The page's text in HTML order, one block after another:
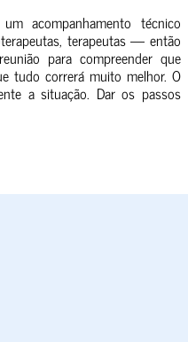
acompanhamento técnico
terapeutas — então
para compreender que
tudo correrá muito melhor. O
a situação. Dar os passos